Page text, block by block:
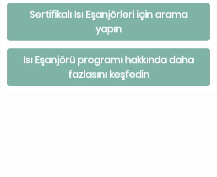
Sertifikalı Isı Eşanjörleri için arama
yapın
Isı Eşanjörü programı hakkında daha
fazlasını keşfedin